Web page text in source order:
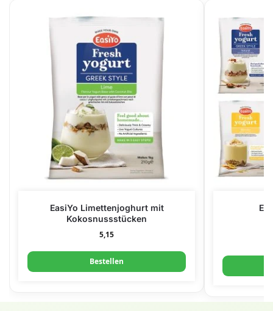
EasiYo Limettenjoghurt mit
Kokosnussstücken
5,15
Bestellen